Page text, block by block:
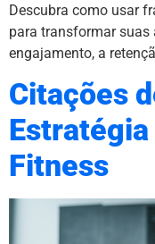
Descubra como usar
para transformar suas
engajamento, a
Citações
Fitness